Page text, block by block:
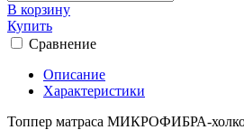
В корзину
Купить
Сравнение
Описание
Характеристики
Топпер матраса МИКРОФИБРА-